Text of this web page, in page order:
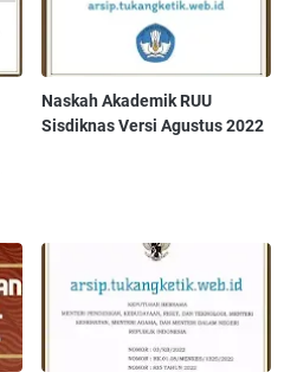
Naskah Akademik RUU
Sisdiknas Versi Agustus 2022